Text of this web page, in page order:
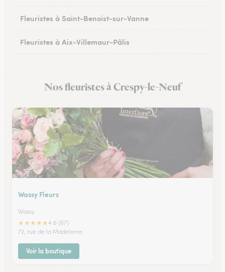
Fleuristes à Saint-Benoist-sur-Vanne
Fleuristes à Aix-Villemaur-Pâlis
Nos fleuristes à Crespy-le-Neuf
Wassy Fleurs
Wassy
★★★★★4.6 (67)
72, rue de la Madeleine
Voir la boutique